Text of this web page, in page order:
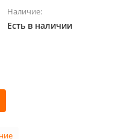
Наличие:
Есть в наличии